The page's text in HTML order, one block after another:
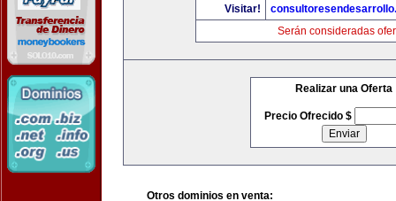
Visitar!
Serán consideradas
Realizar una Oferta
Precio Ofrecido $
Otros dominios en venta: